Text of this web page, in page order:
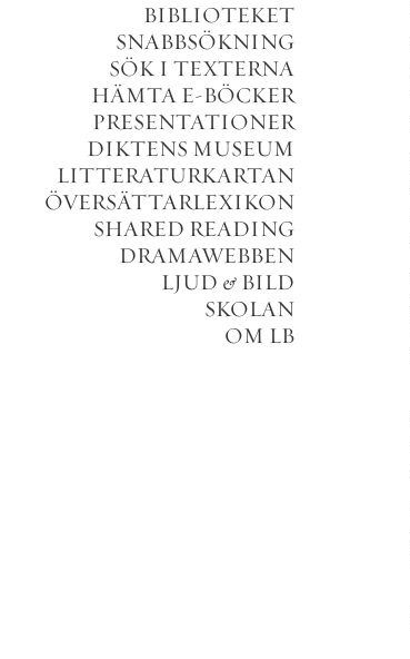
BIBLIOTEKET
SNABBSÖKNING
SÖK I TEXTERNA
HÄMTA E-BÖCKER
PRESENTATIONER
DIKTENS MUSEUM
LITTERATURKARTAN
ÖVERSÄTTARLEXIKON
SHARED READING
DRAMAWEBBEN
LJUD & BILD
SKOLAN
OM LB